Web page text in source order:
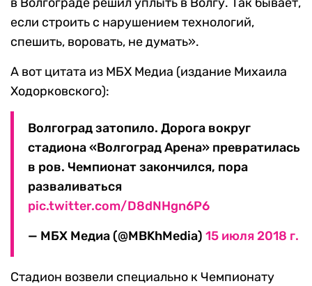
если строить с нарушением технологий,
спешить, воровать, не думать».
А вот цитата из МБХ Медиа (издание Михаила
Ходорковского):
Волгоград затопило. Дорога вокруг
стадиона «Волгоград Арена» превратилась
в ров. Чемпионат закончился, пора
разваливаться
pic.twitter.com/D8dNHgn6P6
— МБХ Медиа (@MBKhMedia) 15 июля 2018 г.
Стадион возвели специально к Чемпионату